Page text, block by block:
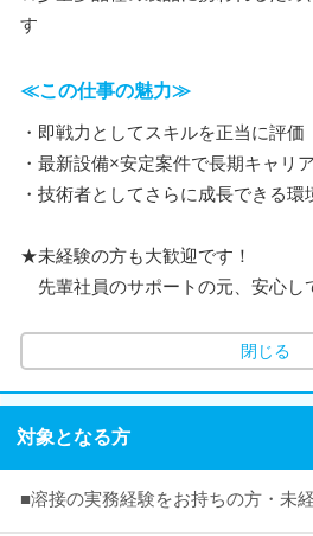
す
≪この仕事の魅力≫
・即戦力としてスキルを正当に評価
・最新設備×安定案件で長期キャリ
・技術者としてさらに成長できる環
★未経験の方も大歓迎です！
先輩社員のサポートの元、安心し
閉じる
対象となる方
■溶接の実務経験をお持ちの方・未